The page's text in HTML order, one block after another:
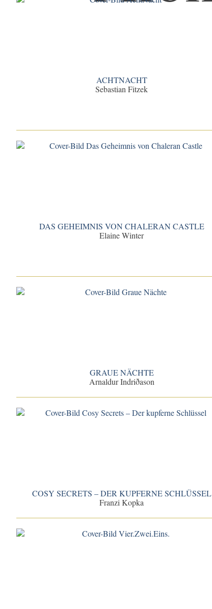
ACHTNACHT
Sebastian Fitzek
DAS GEHEIMNIS VON CHALERAN CASTLE
Elaine Winter
GRAUE NÄCHTE
Arnaldur Indriðason
COSY SECRETS – DER KUPFERNE SCHLÜSSEL
Franzi Kopka